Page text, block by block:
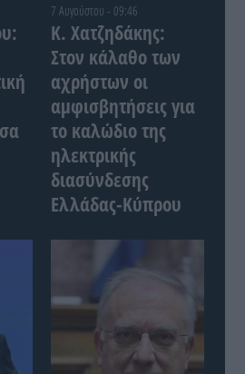
7 Αυγούστου - 09:46
Κ. Χατζηδάκης:
Στον κάλαθο των
αχρήστων οι
αμφισβητήσεις για
το καλώδιο της
ηλεκτρικής
διασύνδεσης
Ελλάδας-Κύπρου